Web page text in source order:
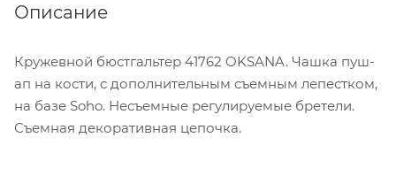
Описание
Кружевной бюстгальтер 41762 OKSANA. Чашка пуш-
ап на кости, с дополнительным съемным лепестком,
на базе Soho. Несъемные регулируемые бретели.
Съемная декоративная цепочка.